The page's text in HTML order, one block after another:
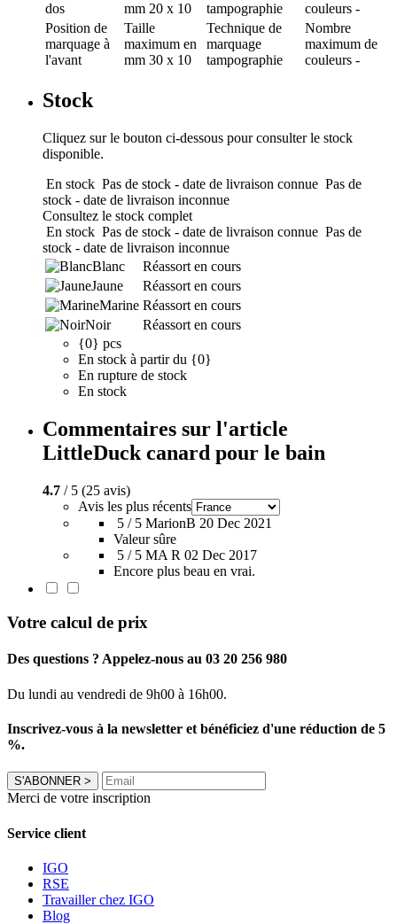
dos
mm 20 x 10
tampographie
couleurs -
Position de
marquage à
l'avant
Taille
maximum en
mm 30 x 10
Technique de
marquage
tampographie
Nombre
maximum de
couleurs -
Stock
Cliquez sur le bouton ci-dessous pour consulter le stock
disponible.
En stock Pas de stock - date de livraison connue Pas de
stock - date de livraison inconnue
Consultez le stock complet
En stock Pas de stock - date de livraison connue Pas de
stock - date de livraison inconnue
Blanc
Réassort en cours
Jaune
Réassort en cours
Marine Réassort en cours
Noir
Réassort en cours
{0} pcs
En stock à partir du {0}
En rupture de stock
En stock
Commentaires sur l'article
LittleDuck canard pour le bain
4.7 / 5 (25 avis)
Avis les plus récents
5 / 5 MarionB 20 Dec 2021
Valeur sûre
5 / 5 MA R 02 Dec 2017
Encore plus beau en vrai.
Votre calcul de prix
Des questions ? Appelez-nous au 03 20 256 980
Du lundi au vendredi de 9h00 à 16h00.
Inscrivez-vous à la newsletter et bénéficiez d'une réduction de 5
%.
S'ABONNER >
Merci de votre inscription
Service client
IGO
RSE
Travailler chez IGO
Blog